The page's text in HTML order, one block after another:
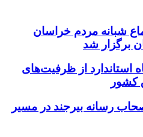
شبانه مردم خراسان
استاندارد از ظرفیت‌های
کشور
رسانه بیرجند در مسیر